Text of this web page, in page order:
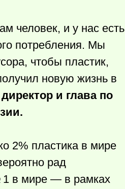
человек, и у нас есть
потребления. Мы
чтобы пластик,
новую жизнь в
и глава по
2% пластика в мире
рад
1 в мире — в рамках